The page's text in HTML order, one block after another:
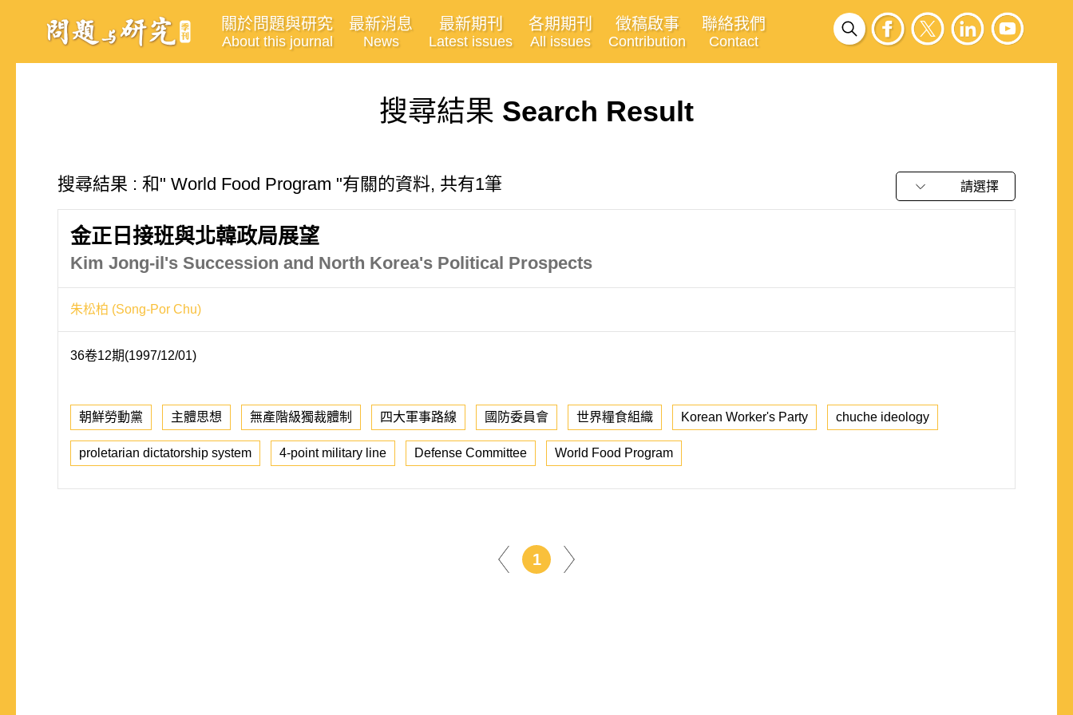
關於問題與研究
About this journal
最新消息
News
最新期刊
Latest issues
各期期刊
All issues
徵稿啟事
Contribution
聯絡我們
Contact
搜尋結果 Search Result
搜尋結果 : 和" World Food Program "有關的資料, 共有1筆 請選擇
金正日接班與北韓政局展望
Kim Jong-il's Succession and North Korea's Political Prospects
朱松柏 (Song-Por Chu)
36卷12期(1997/12/01)
朝鮮勞動黨 主體思想 無產階級獨裁體制 四大軍事路線 國防委員會 世界糧食組織 Korean Worker's Party chuche ideology
proletarian dictatorship system 4-point military line Defense Committee World Food Program
1